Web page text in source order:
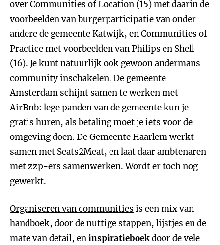
over Communities of Location (15) met daarin de
voorbeelden van burgerparticipatie van onder
andere de gemeente Katwijk, en Communities of
Practice met voorbeelden van Philips en Shell
(16). Je kunt natuurlijk ook gewoon andermans
community inschakelen. De gemeente
Amsterdam schijnt samen te werken met
AirBnb: lege panden van de gemeente kun je
gratis huren, als betaling moet je iets voor de
omgeving doen. De Gemeente Haarlem werkt
samen met Seats2Meat, en laat daar ambtenaren
met zzp-ers samenwerken. Wordt er toch nog
gewerkt.
Organiseren van communities is een mix van
handboek, door de nuttige stappen, lijstjes en de
mate van detail, eninspiratieboekdoor de vele